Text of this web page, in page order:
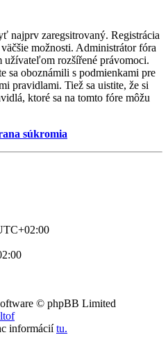
najprv zaregsitrovaný. Registrácia
možnosti. Administrátor fóra
rozšířené právomoci.
sa oboznámili s podmienkami pre
pravidlami. Tiež sa uistite, že si
ktoré sa na tomto fóre môžu
súkromia
© phpBB Limited
informáciítu.